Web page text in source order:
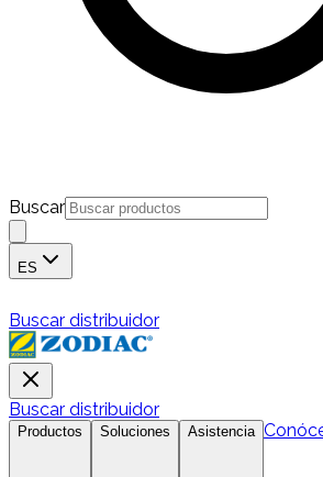
Buscar
ES
Buscar distribuidor
Buscar distribuidor
Productos Soluciones Asistencia